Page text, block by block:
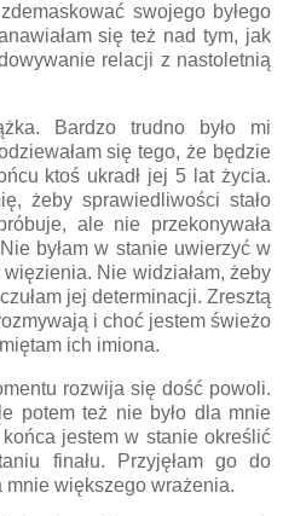
swojego byłego
się też nad tym, jak
relacji z nastoletnią
Bardzo trudno było mi
się tego, że będzie
ktoś ukradł jej 5 lat życia.
żeby sprawiedliwości stało
ale nie przekonywała
byłam w stanie uwierzyć w
Nie widziałam, żeby
jej determinacji. Zresztą
i choć jestem świeżo
ich imiona.
rozwija się dość powoli.
potem też nie było dla mnie
jestem w stanie określić
finału. Przyjęłam go do
mnie większego wrażenia.